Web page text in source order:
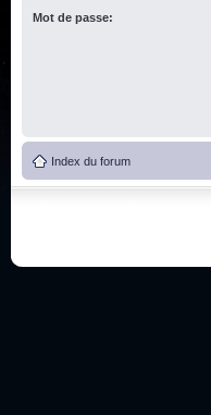
Mot de passe:
Index du forum